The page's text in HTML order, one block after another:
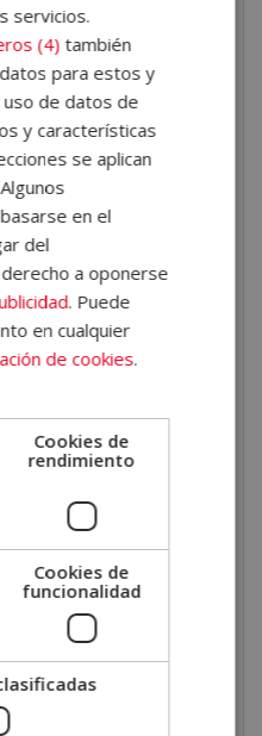
asistidas con caballos
y emocionales.
y preparar un caballo
seguro y ayudas
infantil y diversidad
cognitiva, TEA,
mentales.
física, sensorial y
interpersonal, escucha
comunicar noticias
y promover la salud.
de duelo.
conflictos, manejo de
mejora continua en la
servicios.
(4)también
para estos y
de datos de
y características
se aplican
en el
del
a oponerse
. Puede
en cualquier
de cookies.
Cookies de
rendimiento
Cookies de
funcionalidad